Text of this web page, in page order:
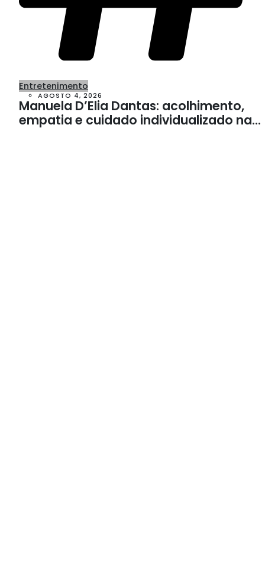
Entretenimento
AGOSTO 4, 2026
Manuela D’Elia Dantas: acolhimento,
empatia e cuidado individualizado na